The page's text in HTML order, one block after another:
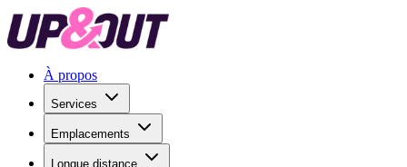
À propos
Services
Emplacements
Longue distance